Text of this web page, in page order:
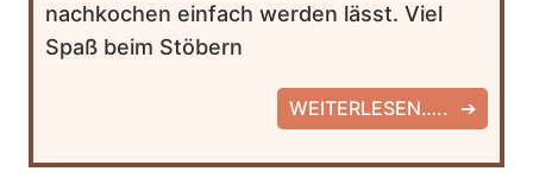
nachkochen einfach werden lässt. Viel
Spaß beim Stöbern
WEITERLESEN…..